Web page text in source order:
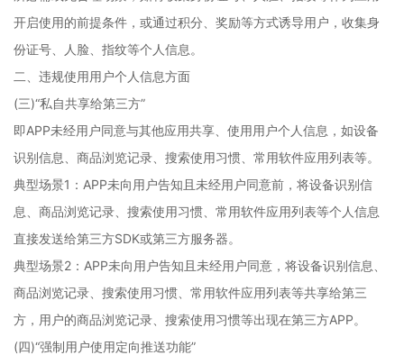
开启使用的前提条件，或通过积分、奖励等方式诱导用户，收集身
份证号、人脸、指纹等个人信息。
二、违规使用用户个人信息方面
(三)“私自共享给第三方”
即APP未经用户同意与其他应用共享、使用用户个人信息，如设备
识别信息、商品浏览记录、搜索使用习惯、常用软件应用列表等。
典型场景1：APP未向用户告知且未经用户同意前，将设备识别信
息、商品浏览记录、搜索使用习惯、常用软件应用列表等个人信息
直接发送给第三方SDK或第三方服务器。
典型场景2：APP未向用户告知且未经用户同意，将设备识别信息、
商品浏览记录、搜索使用习惯、常用软件应用列表等共享给第三
方，用户的商品浏览记录、搜索使用习惯等出现在第三方APP。
(四)“强制用户使用定向推送功能”